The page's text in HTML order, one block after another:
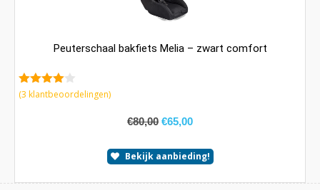
Peuterschaal bakfiets Melia – zwart comfort
4.00van
(3 klantbeoordelingen)
€80,00 €65,00
Bekijk aanbieding!